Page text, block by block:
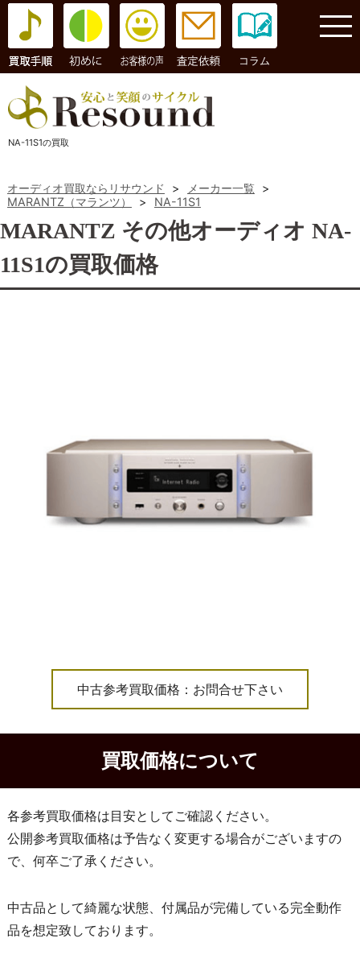
コラム
NA-11S1の買取
オーディオ買取ならリサウンド > メーカー一覧
>
MARANTZ（マランツ）
> NA-11S1
MARANTZ その他オーディオ NA-
11S1の買取価格
中古参考買取価格：お問合せ下さい
買取価格について
各参考買取価格は目安としてご確認ください。
公開参考買取価格は予告なく変更する場合がございますの
で、何卒ご了承ください。
中古品として綺麗な状態、付属品が完備している完全動作
品を想定致しております。